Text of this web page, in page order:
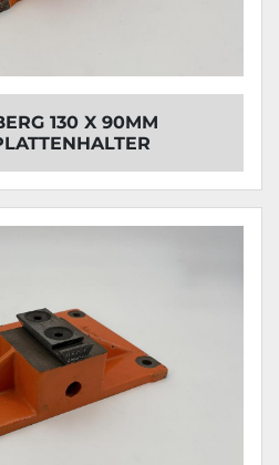
130 X 90MM